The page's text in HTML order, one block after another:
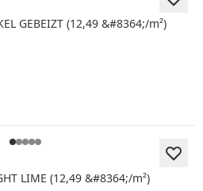
GEBEIZT (12,49 &#8364;/m²)
LIME (12,49 &#8364;/m²)